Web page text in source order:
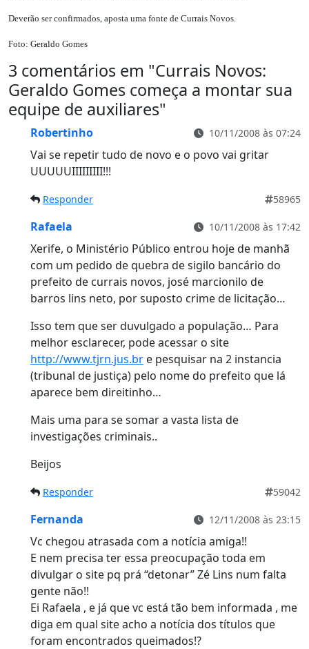
Deverão ser confirmados, aposta uma fonte de Currais Novos.
Foto: Geraldo Gomes
3 comentários em "Currais Novos:
Geraldo Gomes começa a montar sua
equipe de auxiliares"
Robertinho 10/11/2008 às 07:24
Vai se repetir tudo de novo e o povo vai gritar
UUUUUIIIIIIIII!!!
Responder 58965
Rafaela 10/11/2008 às 17:42
Xerife, o Ministério Público entrou hoje de manhã
com um pedido de quebra de sigilo bancário do
prefeito de currais novos, josé marcionilo de
barros lins neto, por suposto crime de licitação…
Isso tem que ser duvulgado a população… Para
melhor esclarecer, pode acessar o site
http://www.tjrn.jus.br e pesquisar na 2 instancia
(tribunal de justiça) pelo nome do prefeito que lá
aparece bem direitinho…
Mais uma para se somar a vasta lista de
investigações criminais..
Beijos
Responder 59042
Fernanda 12/11/2008 às 23:15
Vc chegou atrasada com a notícia amiga!!
E nem precisa ter essa preocupação toda em
divulgar o site pq prá “detonar” Zé Lins num falta
gente não!!
Ei Rafaela , e já que vc está tão bem informada , me
diga em qual site acho a notícia dos títulos que
foram encontrados queimados!?